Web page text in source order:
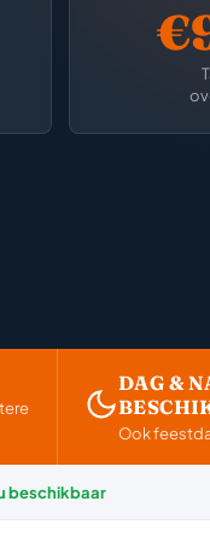
DAG &
Ook
beschikbaar